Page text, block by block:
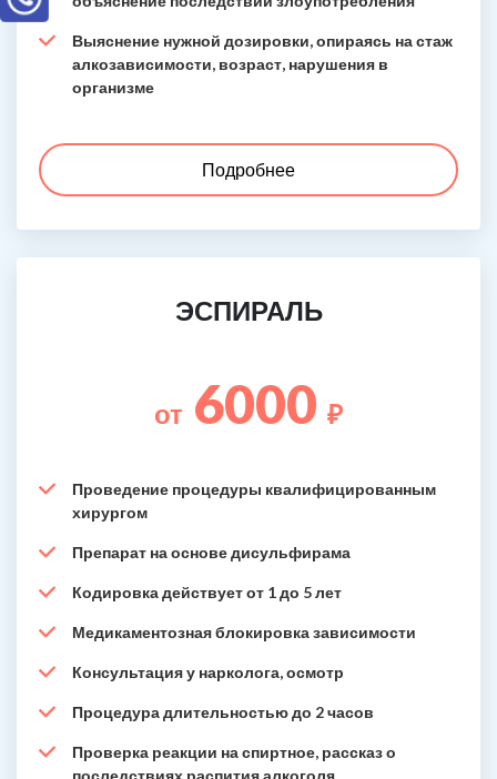
Выяснение нужной дозировки, опираясь на стаж
алкозависимости, возраст, нарушения в
организме
Подробнее
ЭСПИРАЛЬ
от 6000 ₽
Проведение процедуры квалифицированным
хирургом
Препарат на основе дисульфирама
Кодировка действует от 1 до 5 лет
Медикаментозная блокировка зависимости
Консультация у нарколога, осмотр
Процедура длительностью до 2 часов
Проверка реакции на спиртное, рассказ о
последствиях распития алкоголя